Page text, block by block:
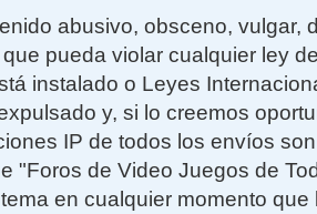
abusivo, obsceno, vulgar,
pueda violar cualquier ley
instalado o Leyes
y, si lo creemos
IP de todos los envíos
"Foros de Video Juegos de
en cualquier momento